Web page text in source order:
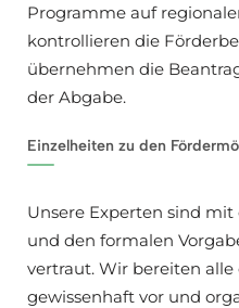
Programme auf
kontrollieren die
übernehmen die
der Abgabe.
Einzelheiten zu den
Unsere Experten sind
und den formalen
vertraut. Wir bereiten
gewissenhaft vor und